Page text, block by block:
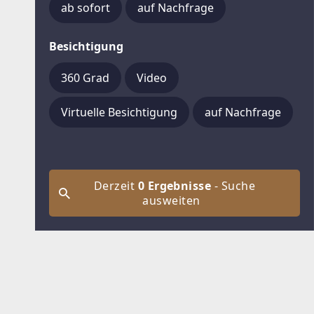
ab sofort auf Nachfrage
Besichtigung
360 Grad Video
Virtuelle Besichtigung auf Nachfrage
Derzeit 0 Ergebnisse - Suche
ausweiten